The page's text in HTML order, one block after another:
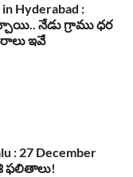
in Hyderabad :
నేడు గ్రాము ధర
ఇవే
: 27 December
ఫలితాలు!